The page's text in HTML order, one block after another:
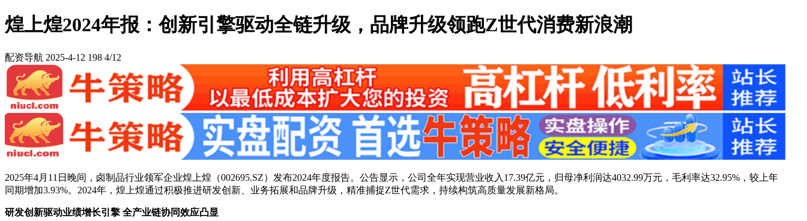
煌上煌2024年报：创新引擎驱动全链升级，品牌升级领跑Z世代消费新浪潮
配资导航 2025-4-12 198 4/12
2025年4月11日晚间，卤制品行业领军企业煌上煌（002695.SZ）发布2024年度报告。公告显示，公司全年实现营业收入17.39亿元，归母净利润达4032.99万元，毛利率达32.95%，较上年
同期增加3.93%。2024年，煌上煌通过积极推进研发创新、业务拓展和品牌升级，精准捕捉Z世代需求，持续构筑高质量发展新格局。
研发创新驱动业绩增长引擎 全产业链协同效应凸显